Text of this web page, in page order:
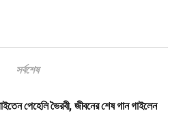
সর্বশেষ
পেহেলি ভৈরবী, জীবনের শেষ গান গাইলেন